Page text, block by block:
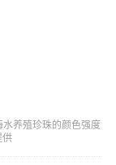
养殖珍珠的颜色强度
供